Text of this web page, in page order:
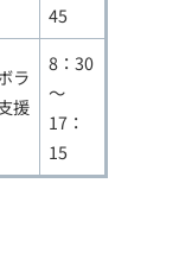
45
ラ
援
8：30
～
17：
15